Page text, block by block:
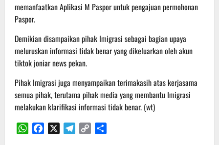
memanfaatkan Aplikasi M Paspor untuk pengajuan permohonan
Paspor.
Demikian disampaikan pihak Imigrasi sebagai bagian upaya
meluruskan informasi tidak benar yang dikeluarkan oleh akun
tiktok joniar news pekan.
Pihak Imigrasi juga menyampaikan terimakasih atas kerjasama
semua pihak, terutama pihak media yang membantu Imigrasi
melakukan klarifikasi informasi tidak benar. (wt)